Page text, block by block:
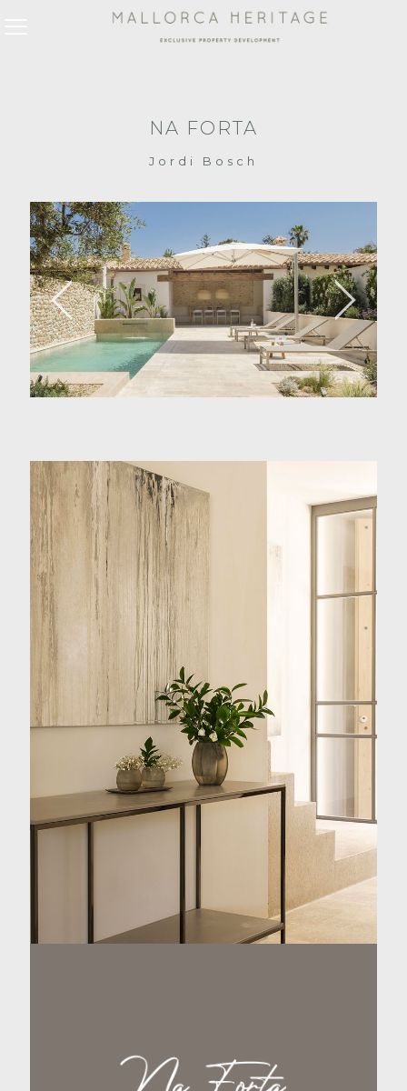
NA FORTA
Jordi Bosch